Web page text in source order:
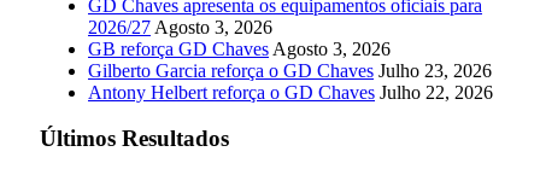
GD Chaves apresenta os equipamentos oficiais para
2026/27 Agosto 3, 2026
GB reforça GD Chaves Agosto 3, 2026
Gilberto Garcia reforça o GD Chaves Julho 23, 2026
Antony Helbert reforça o GD Chaves Julho 22, 2026
Últimos Resultados